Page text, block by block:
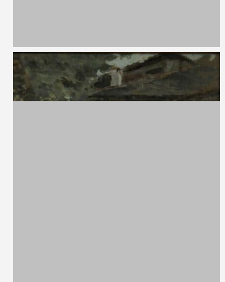
Francesco Paolo Palizzi, 1825 - 1871
Senza titolo
Olio su tavola